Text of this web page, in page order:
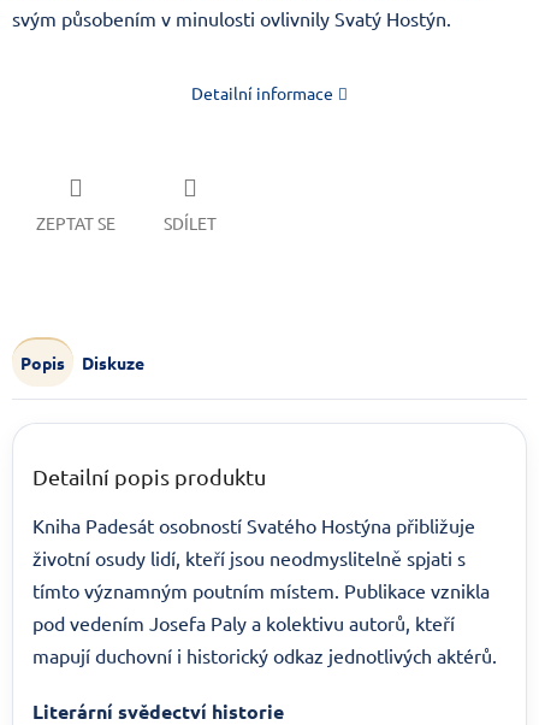
svým působením v minulosti ovlivnily Svatý Hostýn.
Detailní informace
ZEPTAT SE SDÍLET
Popis Diskuze
Detailní popis produktu
Kniha Padesát osobností Svatého Hostýna přibližuje
životní osudy lidí, kteří jsou neodmyslitelně spjati s
tímto významným poutním místem. Publikace vznikla
pod vedením Josefa Paly a kolektivu autorů, kteří
mapují duchovní i historický odkaz jednotlivých aktérů.
Literární svědectví historie